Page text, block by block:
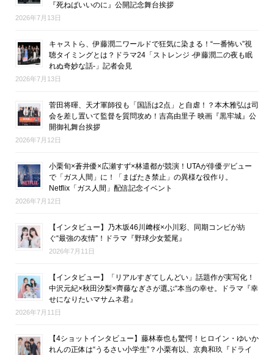
『死ねばいいのに』公開記念舞台挨拶
2026年7月13日
キャストら、伊藤潤二ワールドで狂気に染まる！“一番怖い”視
聴タイミングとは？ドラマ24「ストレンジ -伊藤潤二の夜も眠
れぬ奇妙な話-」記者会見
2026年7月13日
菅田将暉、天才軍師役も「国語は2点」と自虐！？本木雅弘は司
会を差し置いて監督を質問攻め！吉高由里子 映画『黒牢城』公
開御礼舞台挨拶
2026年7月12日
小栗旬×蒼井優×広瀬すず×林遣都が競演！UTAが俳優デビュー
で「ガス人間」に！「まばたき禁止」の異様な役作り。
Netflix「ガス人間」配信記念イベント
2026年7月12日
【インタビュー】乃木坂46川﨑桜×小川彩、同期コンビが紡
ぐ“最強の友情”！ドラマ『野球少女鷲尾』
2026年7月11日
【インタビュー】「リアルすぎてしんどい」話題作が実写化！
中沢元紀×秋田汐梨×齊藤なぎさが選ぶ“本当の幸せ。ドラマ『幸
せになりたいマサムネ君』
2026年7月11日
【4ショットインタビュー】藤林泰也も驚愕！ヒロイン・ゆいか
れんの正体は“うるさい小学生”？小栗有以、京典和玖『ドライ